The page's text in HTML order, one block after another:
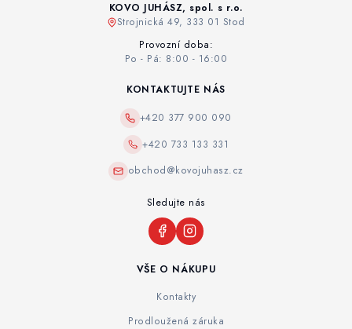
KOVO JUHÁSZ, spol. s r.o.
Strojnická 49, 333 01 Stod
Provozní doba:
Po - Pá: 8:00 - 16:00
VŠE O NÁKUPU
Kontakty
Prodloužená záruka
KONTAKTUJTE NÁS
+420 377 900 090
+420 733 133 331
obchod@kovojuhasz.cz
Sledujte nás